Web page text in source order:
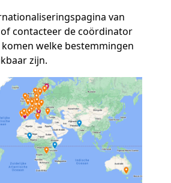
van
contacteer de coördinator
welke bestemmingen
zijn.